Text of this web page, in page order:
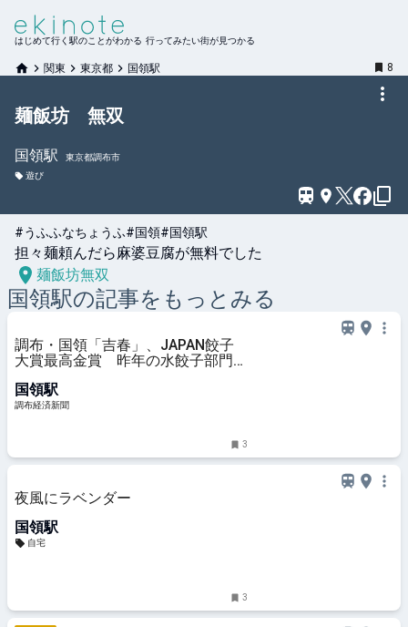
はじめて行く駅のことがわかる 行ってみたい街が見つかる
関東 東京都 国領駅 8
麺飯坊 無双
国領駅
東京都調布市
遊び
#うふふなちょうふ#国領#国領駅
担々麺頼んだら麻婆豆腐が無料でした
麺飯坊無双
国領駅の記事をもっとみる
調布・国領「吉春」、JAPAN餃子
大賞最高金賞 昨年の水餃子部門に
国領駅
調布経済新聞
3
夜風にラベンダー
国領駅
自宅
3